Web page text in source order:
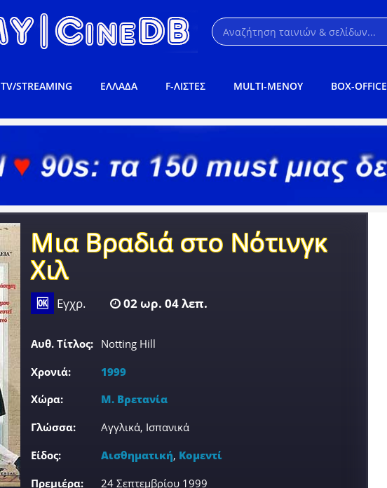
TV/STREAMING ΕΛΛΑΔΑ F-ΛΙΣΤΕΣ MULTI-ΜΕΝΟΥ BOX-OFFICE
Μια Βραδιά στο Νότινγκ
Χιλ
🆗 Εγχρ. 02 ωρ. 04 λεπ.
Αυθ. Τίτλος: Notting Hill
Χρονιά:
1999
Χώρα:
Μ. Βρετανία
Γλώσσα:
Αγγλικά, Ισπανικά
Είδος:
Αισθηματική, Κομεντί
Πρεμιέρα:
24 Σεπτεμβρίου 1999